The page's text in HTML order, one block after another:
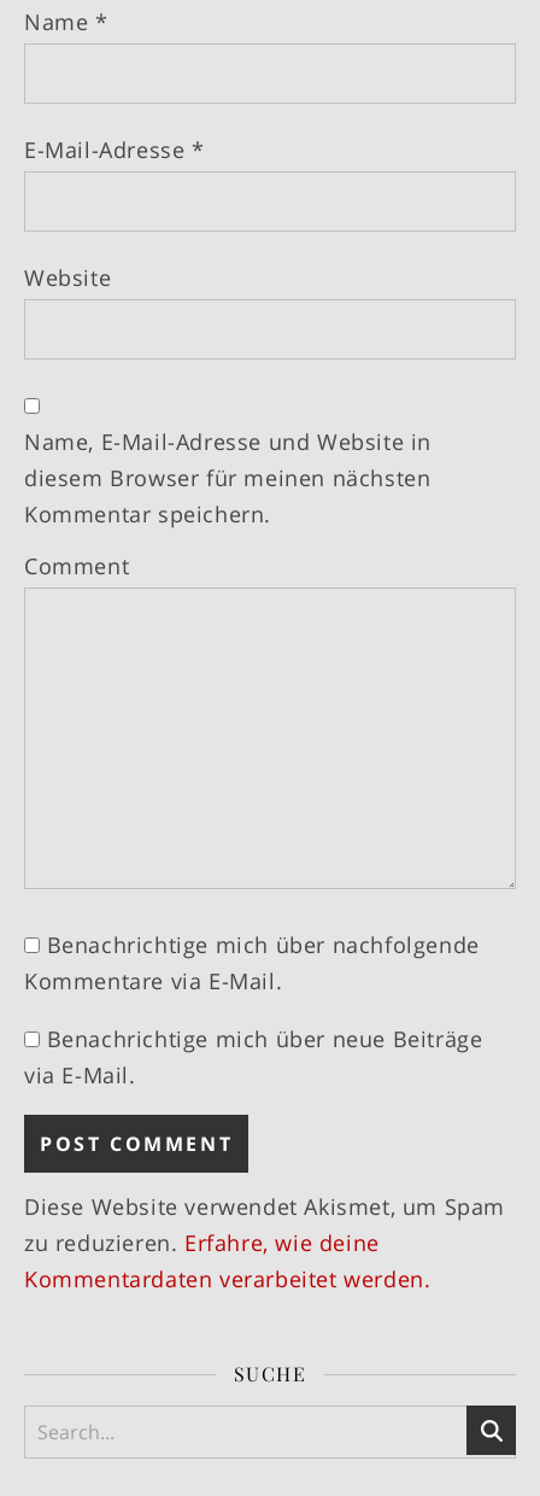
Name *
E-Mail-Adresse *
Website
Name, E-Mail-Adresse und Website in
diesem Browser für meinen nächsten
Kommentar speichern.
Comment
Benachrichtige mich über nachfolgende
Kommentare via E-Mail.
Benachrichtige mich über neue Beiträge
via E-Mail.
Diese Website verwendet Akismet, um Spam
zu reduzieren. Erfahre, wie deine
Kommentardaten verarbeitet werden.
SUCHE